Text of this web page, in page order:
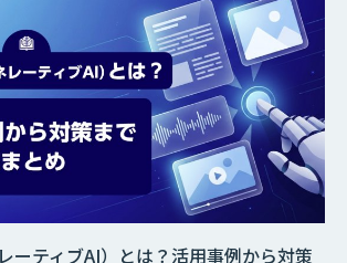
ーティブAI）とは？活用事例から対策